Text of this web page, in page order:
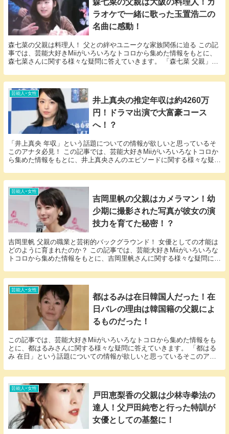
森七菜の父親は大阪の料理人！カ
ラオケで一緒に歌った玉置浩二の
名曲に感動！
森七菜の父親は料理人！ 父との絆やユニークな家族関係に迫る この記
事では、芸能大好きMiiがいろいろなトコロから集めた情報をもとに、
森七菜さんに関する様々な疑問に答えていきます。 「森七菜 父親」と
芸能人ｰ女性
井上真央の推定年収は約4260万
円！ドラマ出演で大富豪コース
へ！？
「井上真央 年収」という話題についての情報が欲しいと思っているそ
このアナタ必見！ この記事では、芸能大好きMiiがいろいろなトコロか
ら集めた情報をもとに、井上真央さんのエピソードに関する様々な疑問
芸能人ｰ女性
吉岡里帆の父親はカメラマン！幼
少期に撮影された写真が彼女の演
技力を育てた秘密！？
吉岡里帆 父親の職業と芸術的バックグラウンド！ 女優としての才能は
どのように育まれたのか？ この記事では、芸能大好きMiiがいろいろな
トコロから集めた情報をもとに、吉岡里帆さんに関する様々な疑問に答
芸能人ｰ女性
都はるみは在日韓国人だった！在
日バレの理由は韓国籍の父親によ
るものだった！
この記事では、芸能大好きMiiがいろいろなトコロから集めた情報をも
とに、都はるみさんに関する様々な疑問に答えていきます。 「都はる
み 在日」という話題についての情報が欲しいと思っているそこのアナ
芸能人ｰ女性
戸田恵梨香の父親は少林寺拳法の
達人！父戸田純壱と行った特訓が
女優としての基盤に！